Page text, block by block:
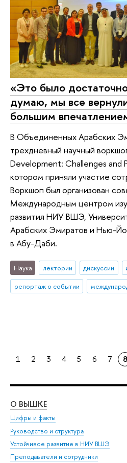
«Это было
думаю, мы все
большим
В Объединенных Арабских
трехдневный научный
Development: Challenges and
котором приняли участие
Воркшоп был организован
Международным центром
развития НИУ ВШЭ,
Арабских Эмиратов и Нью-
в Абу-Даби.
Наука лектории дискуссии
репортаж о событии
1 2 3 4 5 6 7 8
О ВЫШКЕ
Цифры и факты
Руководство и структура
Устойчивое развитие в НИУ ВШЭ
Преподаватели и сотрудники